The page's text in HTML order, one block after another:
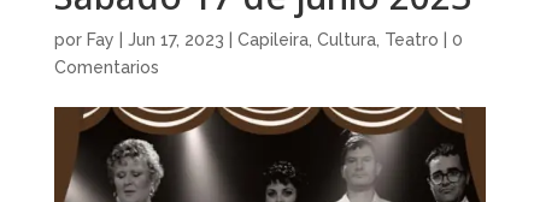
por Fay Jun 17, 2023 Capileira, Cultura, Teatro
0
Comentarios